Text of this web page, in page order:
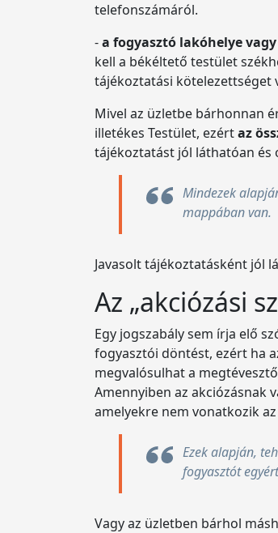
telefonszámáról.
-a fogyasztó lakóhelye
kell a békéltető testület
tájékoztatási kötelezettséget
Mivel az üzletbe bárhonnan
illetékes Testület, ezértaz
tájékoztatást jól láthatóan és
Mindezek
mappában van.
Javasolt tájékoztatásként jól
Az „akciózási
Egy jogszabály sem írja elő
fogyasztói döntést, ezért ha
megvalósulhat a
Amennyiben az akciózásnak
amelyekre nem vonatkozik
Ezek alapján,
fogyasztót
Vagy az üzletben bárhol